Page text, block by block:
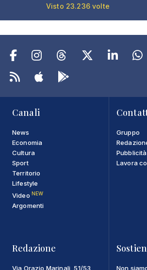
Visto 23.236 volte
Canali
News
Economia
Cultura
Sport
Territorio
Lifestyle
Video NEW
Argomenti
Gruppo
Pubblicità
Lavora
Redazione
Via Orazio Marinali, 51/53 Non